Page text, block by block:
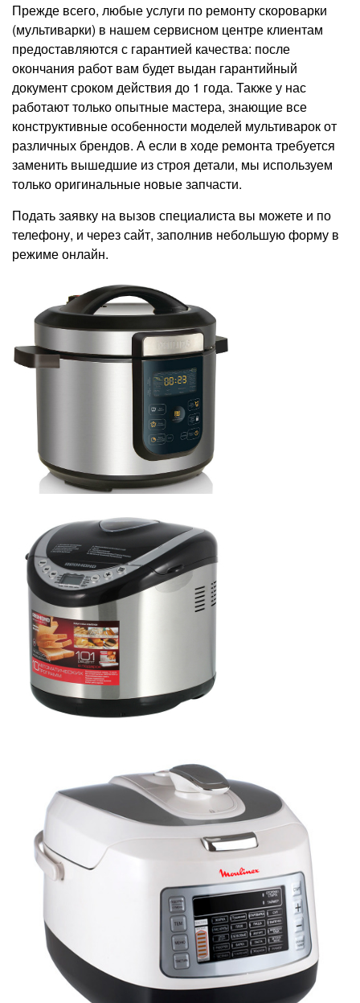
Прежде всего, любые услуги по ремонту скороварки
(мультиварки) в нашем сервисном центре клиентам
предоставляются с гарантией качества: после
окончания работ вам будет выдан гарантийный
документ сроком действия до 1 года. Также у нас
работают только опытные мастера, знающие все
конструктивные особенности моделей мультиварок от
различных брендов. А если в ходе ремонта требуется
заменить вышедшие из строя детали, мы используем
только оригинальные новые запчасти.
Подать заявку на вызов специалиста вы можете и по
телефону, и через сайт, заполнив небольшую форму в
режиме онлайн.